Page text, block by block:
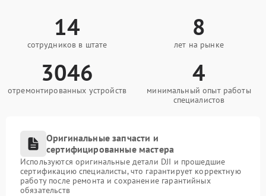
14
сотрудников в штате
8
лет на рынке
3046
отремонтированных устройств
4
минимальный опыт работы
специалистов
Оригинальные запчасти и
сертифицированные мастера
Используются оригинальные детали DJI и прошедшие
сертификацию специалисты, что гарантирует корректную
работу после ремонта и сохранение гарантийных
обязательств